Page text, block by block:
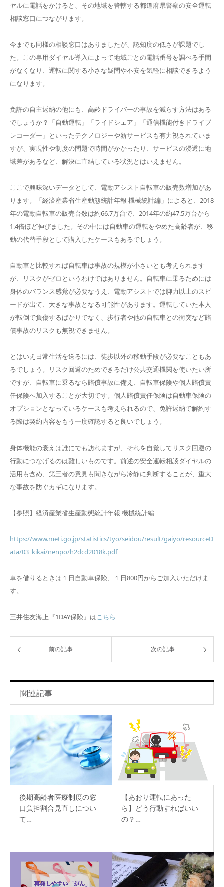
ヤルに電話をかけると、その地域を管轄する都道府県警察の安全運転
相談窓口につながります。
今までも同様の相談窓口はありましたが、認知度の低さが課題でし
た。この専用ダイヤル導入によって地域ごとの電話番号を調べる手間
がなくなり、運転に関する小さな疑問や不安を気軽に相談できるよう
になります。
免許の自主返納の他にも、高齢ドライバーの事故を減らす方法はある
でしょうか？「自動運転」「ライドシェア」「通信機能付きドライブ
レコーダー」といったテクノロジーや新サービスも有力視されていま
すが、実現性や制度の問題で時間がかかったり、サービスの浸透に地
域差があるなど、解決に直結している状況とはいえません。
ここで興味深いデータとして、電動アシスト自転車の販売数増加があ
ります。「経済産業省生産動態統計年報 機械統計編」によると、2018
年の電動自転車の販売台数は約66.7万台で、2014年の約47.5万台から
1.4倍ほど伸びました。その中には自動車の運転をやめた高齢者が、移
動の代替手段として購入したケースもあるでしょう。
自動車と比較すれば自転車は事故の規模が小さいとも考えられます
が、リスクがゼロというわけではありません。自転車に乗るためには
身体のバランス感覚が必要なうえ、電動アシストでは脚力以上のスピ
ードが出て、大きな事故となる可能性があります。運転していた本人
が転倒で負傷するばかりでなく、歩行者や他の自転車との衝突など賠
償事故のリスクも無視できません。
とはいえ日常生活を送るには、徒歩以外の移動手段が必要なこともあ
るでしょう。リスク回避のためできるだけ公共交通機関を使いたい所
ですが、自転車に乗るなら賠償事故に備え、自転車保険や個人賠償責
任保険へ加入することが大切です。個人賠償責任保険は自動車保険の
オプションとなっているケースも考えられるので、免許返納で解約す
る際は契約内容をもう一度確認すると良いでしょう。
身体機能の衰えは誰にでも訪れますが、それを自覚してリスク回避の
行動につなげるのは難しいものです。前述の安全運転相談ダイヤルの
活用も含め、第三者の意見も聞きながら冷静に判断することが、重大
な事故を防ぐカギになります。
【参照】経済産業省生産動態統計年報 機械統計編
https://www.meti.go.jp/statistics/tyo/seidou/result/gaiyo/resourceD
ata/03_kikai/nenpo/h2dcd2018k.pdf
車を借りるときは１日自動車保険、１日800円からご加入いただけま
す。
三井住友海上『1DAY保険』はこちら
前の記事 次の記事
関連記事
後期高齢者医療制度の窓
口負担割合見直しについ
て…
【あおり運転にあった
ら】どう行動すればいい
の？…